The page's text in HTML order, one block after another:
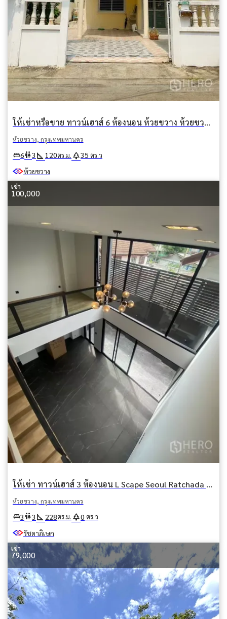
ให้เช่าหรือขาย ทาวน์เฮาส์ 6 ห้องนอน ห้วยขวาง ห้วยขวาง กรุงเทพมหานคร
ห้วยขวาง, กรุงเทพมหานคร
king_bed6wc3 square_foot 120ตร.ม. park35 ตร.ว
ห้วยขวาง
เช่า
100,000
ให้เช่า ทาวน์เฮาส์ 3 ห้องนอน L Scape Seoul Ratchada 20 (แอล สเคป โซล รัชดา 20) สามเสนนอก ห้วยขวาง กรุงเทพมหานคร
ห้วยขวาง, กรุงเทพมหานคร
king_bed3 wc3 square_foot 228ตร.ม. park0 ตร.ว
รัชดาภิเษก
เช่า
79,000